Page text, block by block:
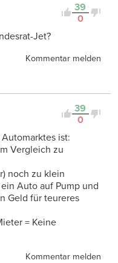
39
0
Jet?
Kommentar melden
39
0
ist:
Vergleich zu
noch zu klein
Auto auf Pump und
Geld für teureres
= Keine
Kommentar melden